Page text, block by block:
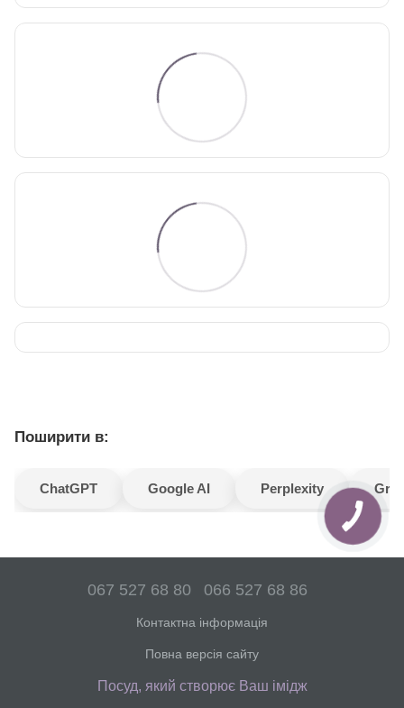
Поширити в:
ChatGPT Google AI Perplexity
067 527 68 80 066 527 68 86
Контактна інформація
Повна версія сайту
Посуд, який створює Ваш імідж